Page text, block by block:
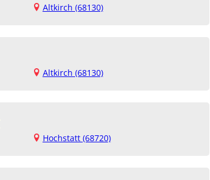
Altkirch (68130)
Altkirch (68130)
Hochstatt (68720)